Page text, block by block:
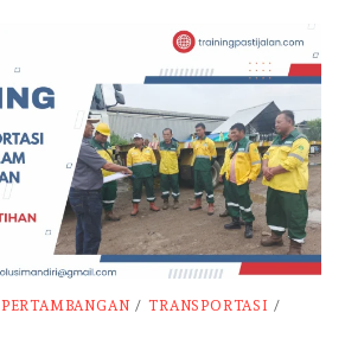
PERTAMBANGAN / TRANSPORTASI /